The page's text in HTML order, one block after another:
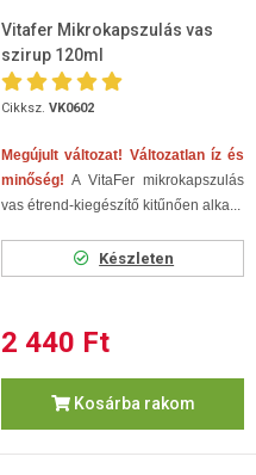
Vitafer Mikrokapszulás vas
szirup 120ml
Cikksz. VK0602
Megújult változat! Változatlan íz és
minőség! A VitaFer mikrokapszulás
vas étrend-kiegészítő kitűnően alka...
Készleten
2 440 Ft
Kosárba rakom